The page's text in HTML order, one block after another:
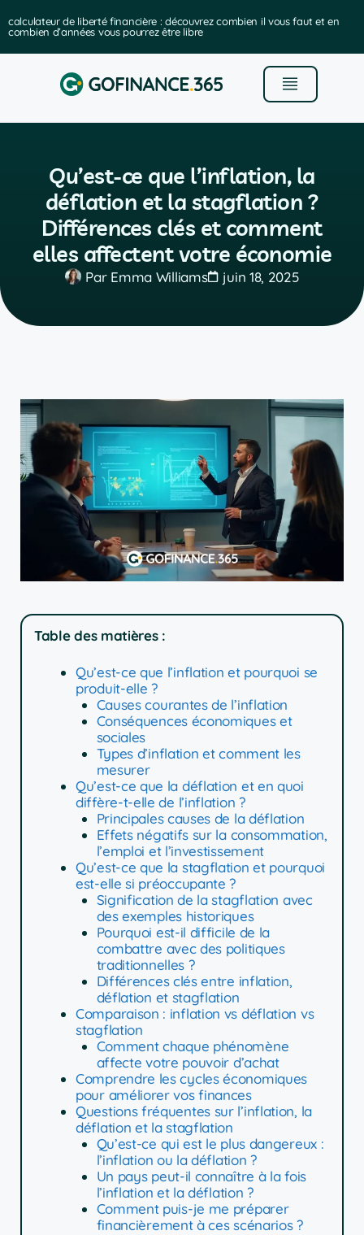
calculateur de liberté financière : découvrez combien il vous faut et en
combien d’années vous pourrez être libre
Qu’est-ce que l’inflation, la
déflation et la stagflation ?
Différences clés et comment
elles affectent votre économie
ParEmma Williams juin 18, 2025
Table des matières :
Qu’est-ce que l’inflation et pourquoi se
produit-elle ?
Causes courantes de l’inflation
Conséquences économiques et
sociales
Types d’inflation et comment les
mesurer
Qu’est-ce que la déflation et en quoi
diffère-t-elle de l’inflation ?
Principales causes de la déflation
Effets négatifs sur la consommation,
l’emploi et l’investissement
Qu’est-ce que la stagflation et pourquoi
est-elle si préoccupante ?
Signification de la stagflation avec
des exemples historiques
Pourquoi est-il difficile de la
combattre avec des politiques
traditionnelles ?
Différences clés entre inflation,
déflation et stagflation
Comparaison : inflation vs déflation vs
stagflation
Comment chaque phénomène
affecte votre pouvoir d’achat
Comprendre les cycles économiques
pour améliorer vos finances
Questions fréquentes sur l’inflation, la
déflation et la stagflation
Qu’est-ce qui est le plus dangereux :
l’inflation ou la déflation ?
Un pays peut-il connaître à la fois
l’inflation et la déflation ?
Comment puis-je me préparer
financièrement à ces scénarios ?